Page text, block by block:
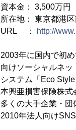
資本金： 3,500万円
所在地： 東京都港
URL ：
http://
2003年に国内で初
向けソーシャルネ
システム「Eco
本興亜損害保険株式
多くの大手企業・団
2010年法人向け